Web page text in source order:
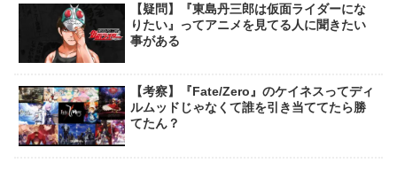
【疑問】『東島丹三郎は仮面ライダーにな
りたい』ってアニメを見てる人に聞きたい
事がある
【考察】『Fate/Zero』のケイネスってディ
ルムッドじゃなくて誰を引き当ててたら勝
てたん？